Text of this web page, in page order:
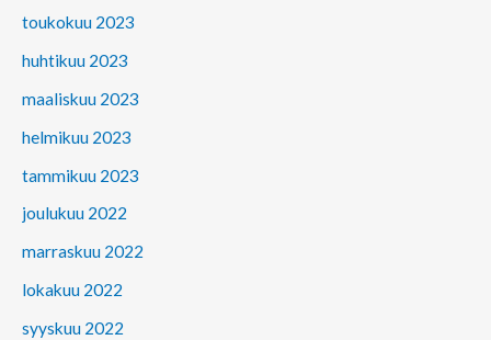
toukokuu 2023
huhtikuu 2023
maaliskuu 2023
helmikuu 2023
tammikuu 2023
joulukuu 2022
marraskuu 2022
lokakuu 2022
syyskuu 2022